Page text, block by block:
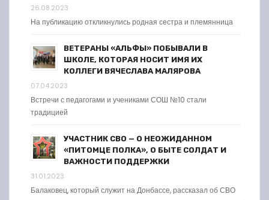
26.08.2023
На публикацию откликнулись родная сестра и племянница
ВЕТЕРАНЫ «АЛЬФЫ» ПОБЫВАЛИ В
ШКОЛЕ, КОТОРАЯ НОСИТ ИМЯ ИХ
КОЛЛЕГИ ВЯЧЕСЛАВА МАЛЯРОВА
07.04.2023
Встречи с педагогами и учениками СОШ №10 стали
традицией
УЧАСТНИК СВО — О НЕОЖИДАННОМ
«ПИТОМЦЕ ПОЛКА», О БЫТЕ СОЛДАТ И
ВАЖНОСТИ ПОДДЕРЖКИ
31.01.2023
Балаковец, который служит на Донбассе, рассказал об СВО